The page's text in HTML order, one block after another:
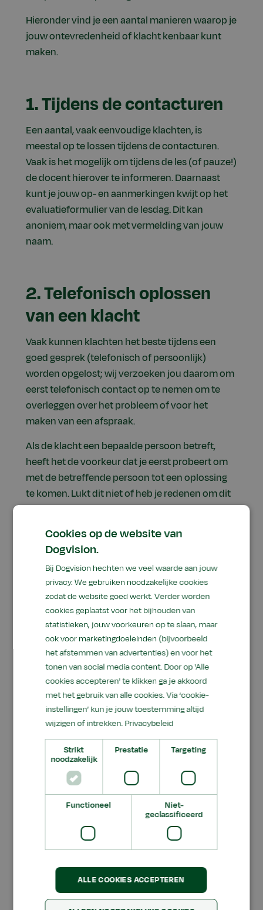
Hieronder vind je een aantal manieren waarop je
jouw ontevredenheid of klacht kenbaar kunt
maken.
1. Tijdens de contacturen
Een aantal, vaak eenvoudige klachten, is
meestal op te lossen tijdens de contacturen.
Vaak is het mogelijk om tijdens de les (of pauze!)
de docent hierover te informeren. Daarnaast
kunt je jouw op- en aanmerkingen kwijt op het
evaluatieformulier van de lesdag. Dit kan
anoniem, maar ook met vermelding van jouw
naam.
2. Telefonisch oplossen
van een klacht
Vaak kunnen klachten het beste tijdens een
goed gesprek (telefonisch of persoonlijk)
worden opgelost; wij verzoeken jou daarom om
eerst telefonisch contact op te nemen om te
overleggen over het probleem of voor het
maken van een afspraak.
Als de klacht een bepaalde persoon betreft,
heeft het de voorkeur dat je eerst probeert om
met de betreffende persoon tot een oplossing
te komen. Lukt dit niet of heb je redenen om dit
vertrouwelijk behandeld.
3. Schriftelijke
klachtenprocedure
Is jouw probleem met een gesprek niet
verholpen of leent de klacht zich volgens jou
niet voor een gesprek, dan kun je de klacht
schriftelijk indienen. Wil je dan duidelijk
aangeven;
de omschrijving van de klacht
indien van toepassing; wil je dan vermelden
met wie je al contact hebt gehad over jouw
klacht, en zo ja wat daar de uitkomst van is
geweest
indien van toepassing; wil je dan vermelden
wat jouw eigen idee is over de reactie die je
je kunt jouw klacht opsturen via
info@dogvision.nlo.v.v. klacht t.a.v. de
Cookies op de website van
Dogvision.
Bij Dogvision hechten we veel waarde aan jouw
privacy. We gebruiken noodzakelijke cookies
zodat de website goed werkt. Verder worden
cookies geplaatst voor het bijhouden van
statistieken, jouw voorkeuren op te slaan, maar
ook voor marketingdoeleinden (bijvoorbeeld
het afstemmen van advertenties) en voor het
tonen van social media content. Door op 'Alle
cookies accepteren' te klikken ga je akkoord
met het gebruik van alle cookies. Via ‘cookie-
instellingen’ kun je jouw toestemming altijd
wijzigen of intrekken. Privacybeleid
Strikt
noodzakelijk
Prestatie Targeting
Functioneel
Niet-
geclassificeerd
ALLE COOKIES ACCEPTEREN